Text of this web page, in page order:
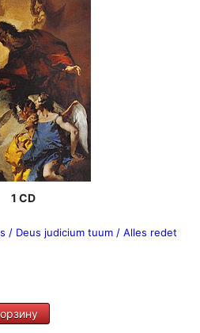
1 CD
/ Deus judicium tuum / Alles redet